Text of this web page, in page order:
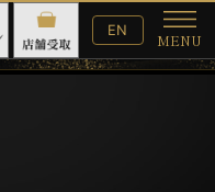
English
Website
EN
MENU
メ
ニ